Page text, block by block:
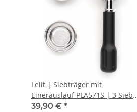
Lelit | Siebträger mit
Einerauslauf PLA571S | 3 Siebe
| 57 mm.
39,90 € *